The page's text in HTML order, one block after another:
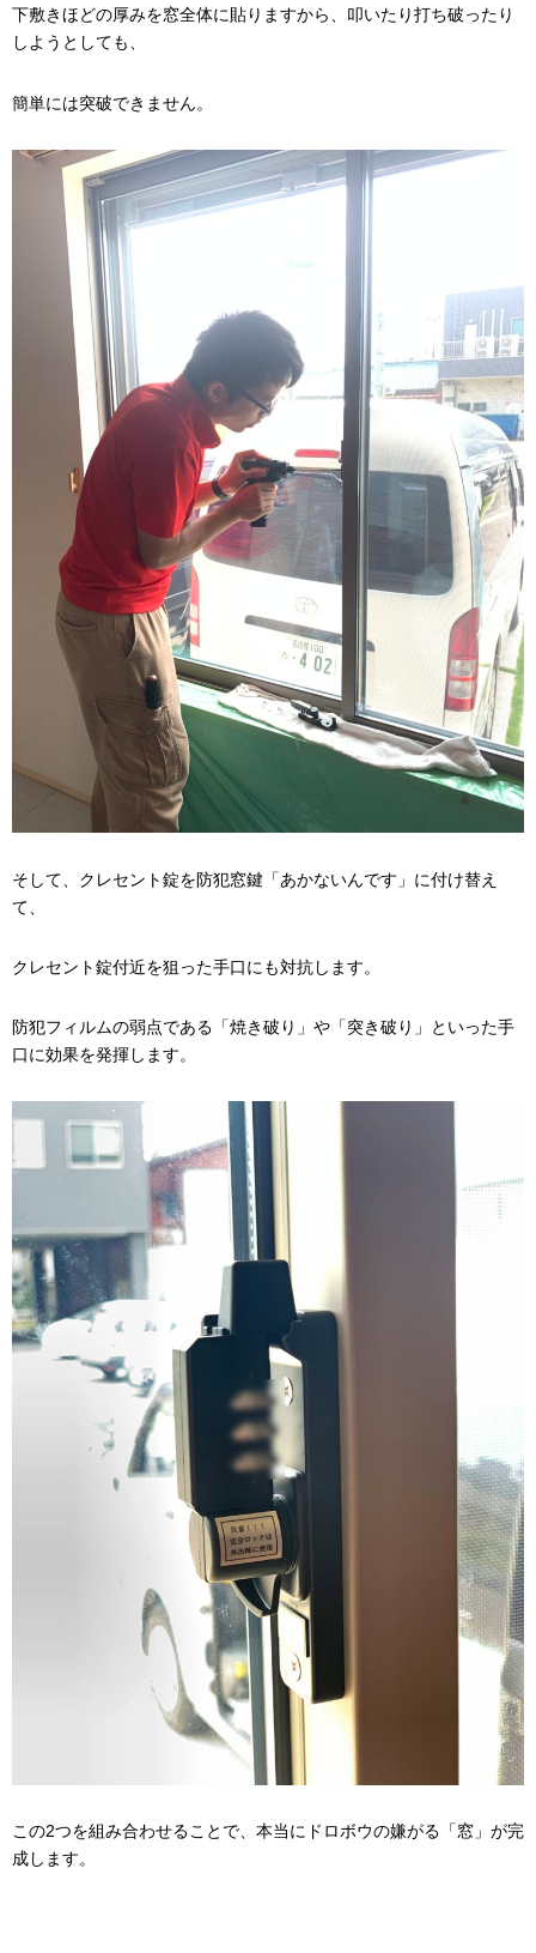
下敷きほどの厚みを窓全体に貼りますから、叩いたり打ち破ったり
しようとしても、
簡単には突破できません。
そして、クレセント錠を防犯窓鍵「あかないんです」に付け替え
て、
クレセント錠付近を狙った手口にも対抗します。
防犯フィルムの弱点である「焼き破り」や「突き破り」といった手
口に効果を発揮します。
この2つを組み合わせることで、本当にドロボウの嫌がる「窓」が完
成します。